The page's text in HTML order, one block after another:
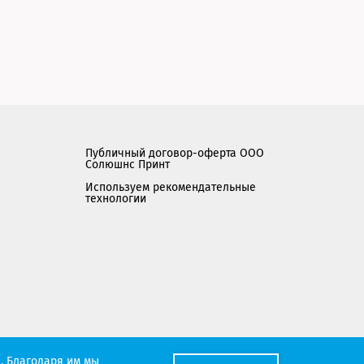
Публичный договор-оферта ООО
Солюшнс Принт
Используем рекомендательные
технологии
Мы работаем с порталом поставщиков
Благодаря им мы